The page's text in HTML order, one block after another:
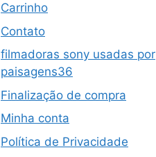
Carrinho
Contato
filmadoras sony usadas por
paisagens36
Finalização de compra
Minha conta
Política de Privacidade